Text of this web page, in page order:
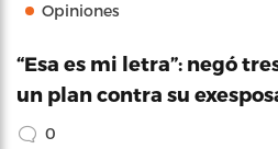
Opiniones
“Esa es mi letra”: negó
un plan contra su
0